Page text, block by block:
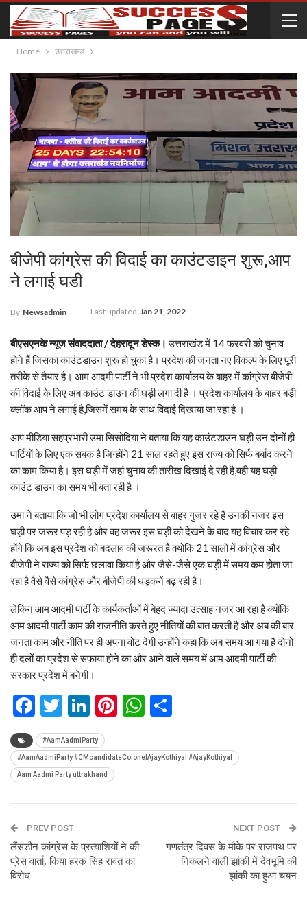
Home उत्तराखण्ड
बीजेपी कांग्रेस की विदाई का काउंटडाइन शुरू,आप
ने लगाई घडी
By Newsadmin Last updated Jan 21, 2022
बीएसएनके न्यूज संवाददाता / देहरादून डेस्क। उत्तराखंड में 14 फरवरी को चुनाव
होने हैं जिसका काउंटडाउन शुरू हो चुका है। प्रदेश की जनता नए विकल्प के लिए पूरी
तरीके से तैयार है। आम आदमी पार्टी ने भी प्रदेश कार्यालय के बाहर में कांग्रेस बीजेपी
की विदाई के लिए अब काउंट डाउन की घड़ी लगा दी है । प्रदेश कार्यालय के बाहर बड़ी
क्लॉक आप ने लगाई है,जिसमें समय के साथ विदाई दिखाया जा रहा है ।
आप मीडिया सहप्रभारी उमा सिसोदिया ने बताया कि यह काउंटडाउन घड़ी उन दोनों ही
पार्टियों के लिए एक सबक है जिन्होंने 21 साल रहते हुए इस राज्य को सिर्फ बर्बाद करने
का काम किया है। इस घड़ी में जहां चुनाव की तारीख दिखाई दे रही है,वही यह घड़ी
काउंट डाउन का समय भी बता रही है ।
उमा ने बताया कि जो भी लोग प्रदेश कार्यालय से बाहर गुजर रहे हैं उनकी नजर इस
घड़ी पर जरूर पड़ रही है और वह जरूर इस घड़ी को देखने के बाद यह विचार कर रहे
होंगे कि अब इस प्रदेश को बदलाव की जरूरत है क्योंकि 21 सालों में कांग्रेस और
बीजेपी ने राज्य को सिर्फ छलावा किया है और जैसे-जैसे एक घड़ी में समय कम होता जा
रहा है वैसे वैसे कांग्रेस और बीजेपी की धड़कनें बढ़ रही है।
लेकिन आम आदमी पार्टी के कार्यकर्ताओं में बेहद ज्यादा उत्साह नजर आ रहा है क्योंकि
आम आदमी पार्टी काम की राजनीति करते हुए नीतियों की बात करती है और अब की बार
जनता काम और नीति पर ही अपना वोट देगी उन्होंने कहा कि अब समय आ गया है दोनों
ही दलों का प्रदेश से सफाया होने का और आने वाले समय में आम आदमी पार्टी की
सरकार प्रदेश में बनेगी।
Facebook
Twitter
LinkedIn
Pinterest
WhatsApp
#AamAadmiParty
#AamAadmiParty #CMcandidateColonelAjayKothiyal #AjayKothiyal
Aam Aadmi Party uttrakhand
PREV POST
लैंसडौन कांग्रेस के प्रत्याशियों ने की
प्रेस वार्ता, किया हरक सिंह रावत का
विरोध
NEXT POST
गणतंत्र दिवस के मौके पर राजपथ पर
निकलने वाली झांकी में देवभूमि की
झांकी का हुआ चयन